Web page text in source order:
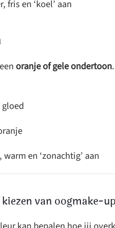
fris en ‘koel’ aan
oranje of gele ondertoon.
en ‘zonachtig’ aan
van oogmake-